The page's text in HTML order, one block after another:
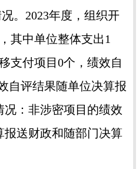
2023年度，组织开
其中单位整体支出1
支付项目0个，绩效自
自评结果随单位决算报
：非涉密项目的绩效
报送财政和随部门决算